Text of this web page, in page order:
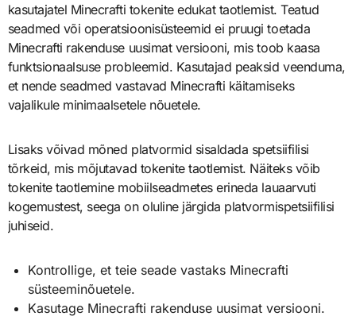
kasutajatel Minecrafti tokenite edukat taotlemist. Teatud
seadmed või operatsioonisüsteemid ei pruugi toetada
Minecrafti rakenduse uusimat versiooni, mis toob kaasa
funktsionaalsuse probleemid. Kasutajad peaksid veenduma,
et nende seadmed vastavad Minecrafti käitamiseks
vajalikule minimaalsetele nõuetele.
Lisaks võivad mõned platvormid sisaldada spetsiifilisi
tõrkeid, mis mõjutavad tokenite taotlemist. Näiteks võib
tokenite taotlemine mobiilseadmetes erineda lauaarvuti
kogemustest, seega on oluline järgida platvormispetsiifilisi
juhiseid.
Kontrollige, et teie seade vastaks Minecrafti
süsteeminõuetele.
Kasutage Minecrafti rakenduse uusimat versiooni.